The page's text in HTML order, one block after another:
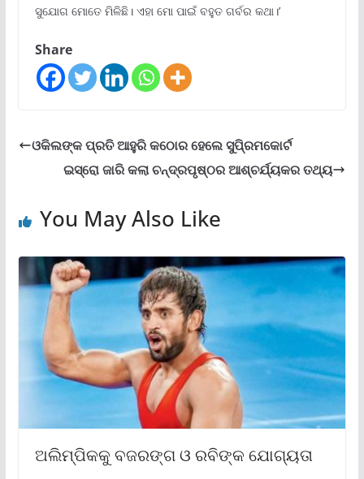
ସୁଯୋଗ ମୋତେ ମିଳିଛି। ଏହା ମୋ ପାଇଁ ବହୁତ ଗର୍ବର କଥା।’
Share
ଓକିଲଙ୍କ ପ୍ରତି ଆହୁରି କଠୋର ହେଲେ ସୁପି୍ରମକୋର୍ଟ
ଇସ୍ରୋ ଜାରି କଲା ଚନ୍ଦ୍ରପୃଷ୍ଠର ଆଶ୍ଚର୍ଯ୍ୟକର ତଥ୍ୟ
You May Also Like
ଅଲିମ୍ପିକକୁ ବଜରଙ୍ଗ ଓ ରବିଙ୍କ ଯୋଗ୍ୟତା